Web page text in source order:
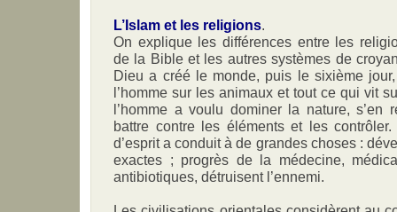
L’Islam et les religions.
On explique les différences entre les
de la Bible et les autres systèmes de
Dieu a créé le monde, puis le sixième
l’homme sur les animaux et tout ce qui vit
l’homme a voulu dominer la nature, s’en
battre contre les éléments et les
d’esprit a conduit à de grandes choses :
exactes ; progrès de la médecine,
antibiotiques, détruisent l’ennemi.